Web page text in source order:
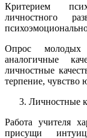
Критерием
личностного
Опрос
аналогичные
личностные
терпение, чувство
Личностные
Работа учителя
присущи